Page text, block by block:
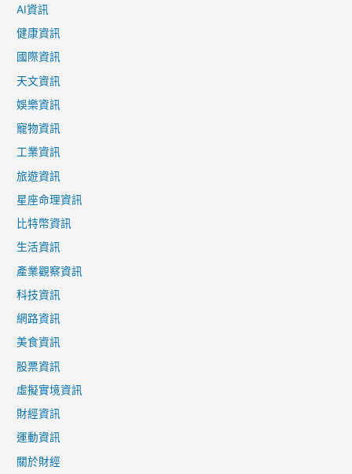
過
用
恐
傷
身
AI資訊
健康資訊
國際資訊
天文資訊
娛樂資訊
寵物資訊
工業資訊
旅遊資訊
星座命理資訊
比特幣資訊
生活資訊
產業觀察資訊
科技資訊
網路資訊
美食資訊
股票資訊
虛擬實境資訊
財經資訊
運動資訊
關於財經